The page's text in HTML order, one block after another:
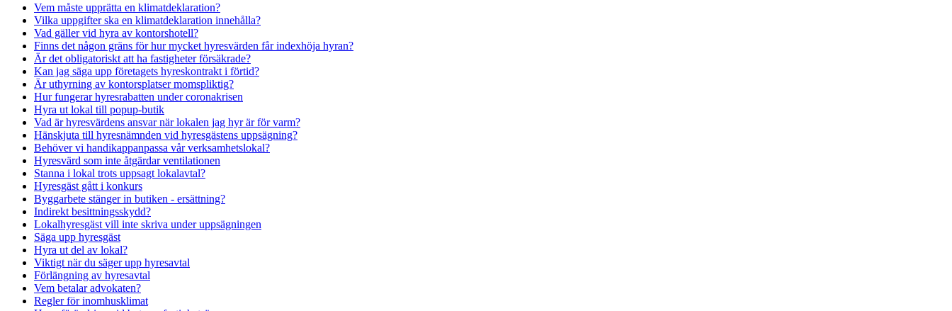
Vem måste upprätta en klimatdeklaration?
Vilka uppgifter ska en klimatdeklaration innehålla?
Vad gäller vid hyra av kontorshotell?
Finns det någon gräns för hur mycket hyresvärden får indexhöja hyran?
Är det obligatoriskt att ha fastigheter försäkrade?
Kan jag säga upp företagets hyreskontrakt i förtid?
Är uthyrning av kontorsplatser momspliktig?
Hur fungerar hyresrabatten under coronakrisen
Hyra ut lokal till popup-butik
Vad är hyresvärdens ansvar när lokalen jag hyr är för varm?
Hänskjuta till hyresnämnden vid hyresgästens uppsägning?
Behöver vi handikappanpassa vår verksamhetslokal?
Hyresvärd som inte åtgärdar ventilationen
Stanna i lokal trots uppsagt lokalavtal?
Hyresgäst gått i konkurs
Byggarbete stänger in butiken - ersättning?
Indirekt besittningsskydd?
Lokalhyresgäst vill inte skriva under uppsägningen
Säga upp hyresgäst
Hyra ut del av lokal?
Viktigt när du säger upp hyresavtal
Förlängning av hyresavtal
Vem betalar advokaten?
Regler för inomhusklimat